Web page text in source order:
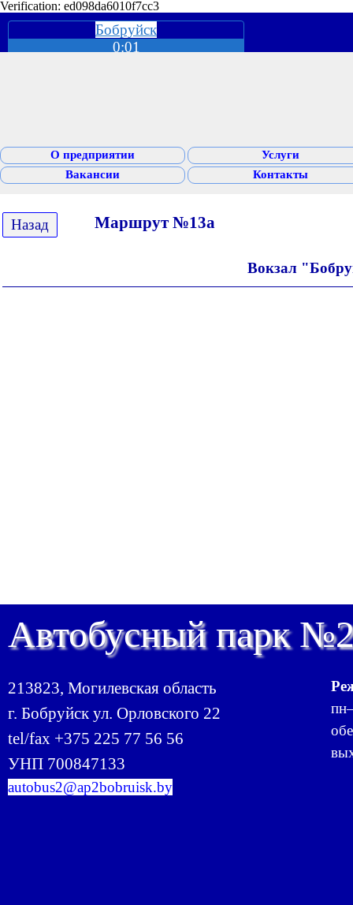
Verification: ed098da6010f7cc3
О предприятии
Услуги
Вакансии
Контакты
Бобруйск
0:01
Назад Маршрут №13а
Вокзал
Автобусный парк
213823, Могилевская область
г. Бобруйск ул. Орловского 22
tel/fax +375 225 77 56 56
УНП 700847133
autobus2@ap2bobruisk.by